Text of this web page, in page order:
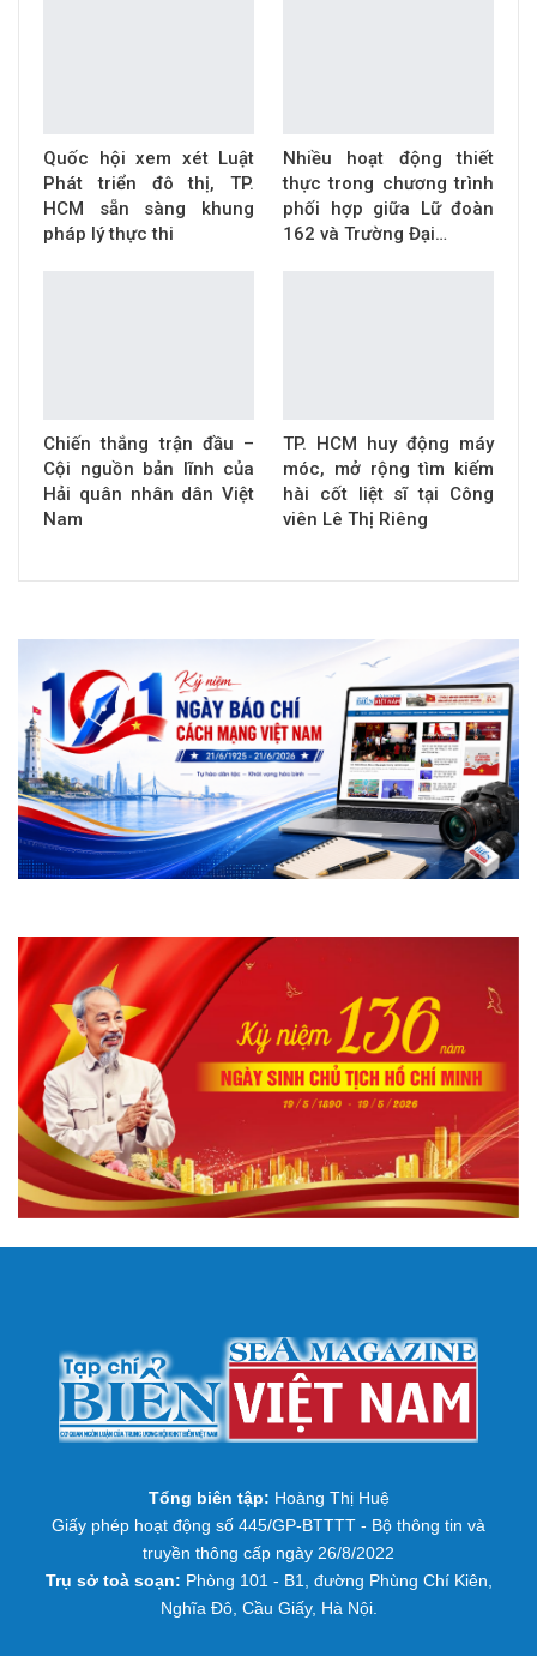
Quốc hội xem xét Luật
Phát triển đô thị, TP.
HCM sẵn sàng khung
pháp lý thực thi
Nhiều hoạt động thiết
thực trong chương trình
phối hợp giữa Lữ đoàn
162 và Trường Đại…
Chiến thắng trận đầu –
Cội nguồn bản lĩnh của
Hải quân nhân dân Việt
Nam
TP. HCM huy động máy
móc, mở rộng tìm kiếm
hài cốt liệt sĩ tại Công
viên Lê Thị Riêng
Tổng biên tập: Hoàng Thị Huệ
Giấy phép hoạt động số 445/GP-BTTTT - Bộ thông tin và
truyền thông cấp ngày 26/8/2022
Trụ sở toà soạn: Phòng 101 - B1, đường Phùng Chí Kiên,
Nghĩa Đô, Cầu Giấy, Hà Nội.